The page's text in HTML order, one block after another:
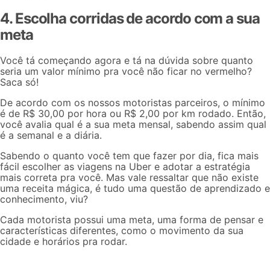
4. Escolha corridas de acordo com a sua
meta
Você tá começando agora e tá na dúvida sobre quanto
seria um valor mínimo pra você não ficar no vermelho?
Saca só!
De acordo com os nossos motoristas parceiros, o mínimo
é de R$ 30,00 por hora ou R$ 2,00 por km rodado. Então,
você avalia qual é a sua meta mensal, sabendo assim qual
é a semanal e a diária.
Sabendo o quanto você tem que fazer por dia, fica mais
fácil escolher as viagens na Uber e adotar a estratégia
mais correta pra você. Mas vale ressaltar que não existe
uma receita mágica, é tudo uma questão de aprendizado e
conhecimento, viu?
Cada motorista possui uma meta, uma forma de pensar e
características diferentes, como o movimento da sua
cidade e horários pra rodar.